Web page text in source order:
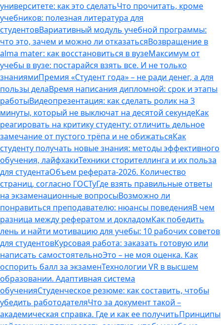
университете: как это сделатьЧто прочитать, кроме
учебников: полезная литература для
студентовВариативный модуль учебной программы:
что это, зачем и можно ли отказатьсяВозвращение в
alma mater: как восстановиться в вузеМаксимум от
учебы в вузе: постарайся взять все. И не только
знаниямиПремия «Студент года» – не ради денег, а для
пользы делаВремя написания дипломной: срок и этапы
работыВидеопрезентация: как сделать ролик на 3
минуты, который не выключат на десятой секундеКак
реагировать на критику студенту: отличить дельное
замечание от пустого трёпа и не обижатьсяКак
студенту получать новые знания: методы эффективного
обучения, лайфхакиТехники сторителлинга и их польза
для студентаОбъем реферата-2026. Количество
страниц, согласно ГОСТуГде взять правильные ответы
на экзаменационные вопросыВозможно ли
понравиться преподавателю: нюансы поведенияВ чем
разница между рефератом и докладомКак победить
лень и найти мотивацию для учебы: 10 рабочих советов
для студентовКурсовая работа: заказать готовую или
написать самостоятельноЭто – не моя оценка. Как
оспорить балл за экзаменТехнологии VR в высшем
образовании. Адаптивная система
обученияСтуденческое резюме: как составить, чтобы
убедить работодателяЧто за документ такой –
академическая справка. Где и как ее получитьПринципы